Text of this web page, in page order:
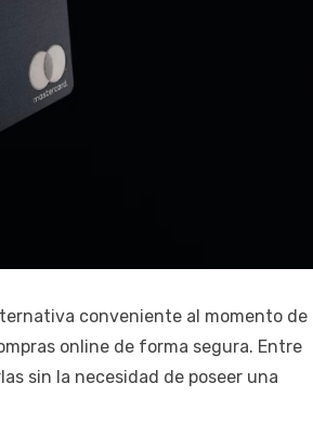
conveniente al momento de
online de forma segura. Entre
sin la necesidad de poseer una